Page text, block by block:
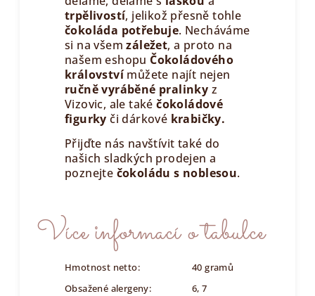
trpělivostí, jelikož přesně tohle
čokoláda potřebuje. Necháváme
si na všemzáležet, a proto na
našem eshopu Čokoládového
královstvímůžete najít nejen
ručně vyráběné pralinky z
Vizovic, ale takéčokoládové
figurky či dárkové krabičky.
Přijďte nás navštívit také do
našich sladkých prodejen a
poznejte čokoládu s noblesou.
Více informací o tabulce
Hmotnost netto:
40 gramů
Obsažené alergeny:
6, 7